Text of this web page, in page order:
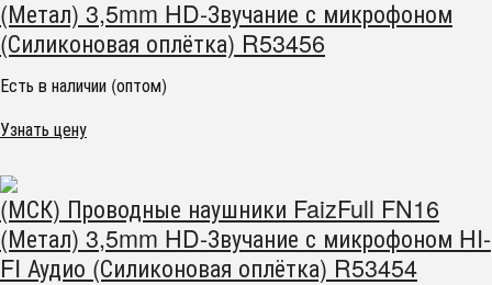
(Метал) 3,5mm HD-Звучание с микрофоном
(Силиконовая оплётка) R53456
Есть в наличии (оптом)
Узнать цену
(МСК) Проводные наушники FaizFull FN16
(Метал) 3,5mm HD-Звучание с микрофоном HI-
FI Аудио (Силиконовая оплётка) R53454